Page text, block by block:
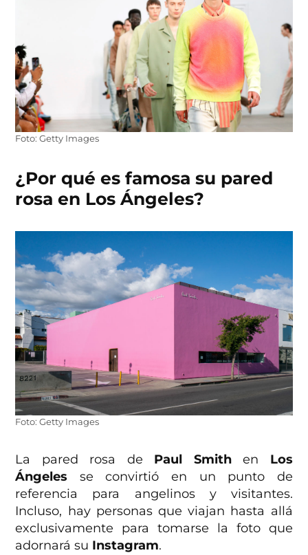
Foto: Getty Images
¿Por qué es famosa su pared
rosa en Los Ángeles?
Foto: Getty Images
La pared rosa de Paul Smithen Los
Ángeles se convirtió en un punto de
referencia para angelinos y visitantes.
Incluso, hay personas que viajan hasta allá
exclusivamente para tomarse la foto que
adornará su Instagram.